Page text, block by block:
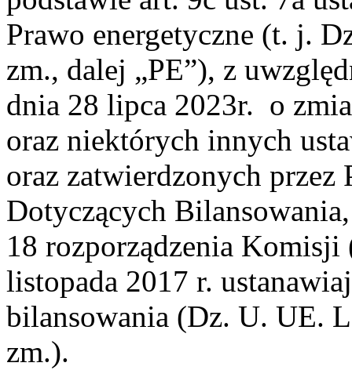
Prawo energetyczne (t. j.
zm., dalej „PE”), z
dnia 28 lipca 2023r. o
oraz niektórych innych
oraz zatwierdzonych przez
Dotyczących
18 rozporządzenia
listopada 2017 r.
bilansowania (Dz. U. UE.
zm.).